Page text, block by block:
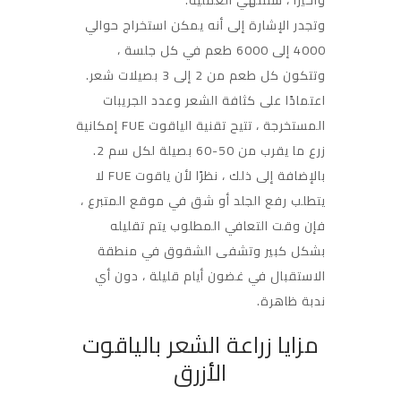
وتجدر الإشارة إلى أنه يمكن استخراج حوالي
4000 إلى 6000 طعم في كل جلسة ،
وتتكون كل طعم من 2 إلى 3 بصيلات شعر.
اعتمادًا على كثافة الشعر وعدد الجريبات
المستخرجة ، تتيح تقنية الياقوت FUE إمكانية
زرع ما يقرب من 50-60 بصيلة لكل سم 2.
بالإضافة إلى ذلك ، نظرًا لأن ياقوت FUE لا
يتطلب رفع الجلد أو شق في موقع المتبرع ،
فإن وقت التعافي المطلوب يتم تقليله
بشكل كبير وتشفى الشقوق في منطقة
الاستقبال في غضون أيام قليلة ، دون أي
ندبة ظاهرة.
مزايا زراعة الشعر بالياقوت
الأزرق